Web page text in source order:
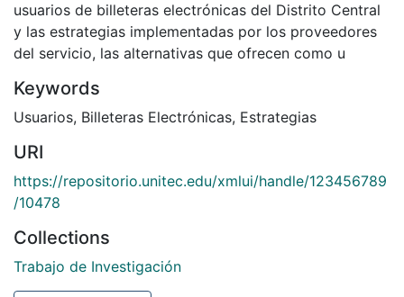
usuarios de billeteras electrónicas del Distrito Central
y las estrategias implementadas por los proveedores
del servicio, las alternativas que ofrecen como u
Keywords
Usuarios, Billeteras Electrónicas, Estrategias
URI
https://repositorio.unitec.edu/xmlui/handle/123456789
/10478
Collections
Trabajo de Investigación